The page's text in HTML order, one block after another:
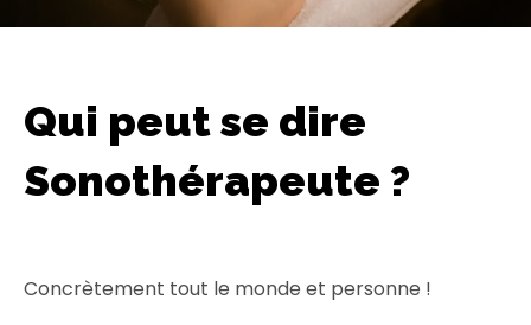
Qui peut se dire
Sonothérapeute ?
Concrètement tout le monde et personne !